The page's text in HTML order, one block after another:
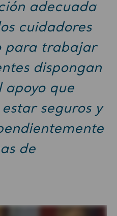
adecuada
cuidadores
para trabajar
dispongan
apoyo que
seguros y
de